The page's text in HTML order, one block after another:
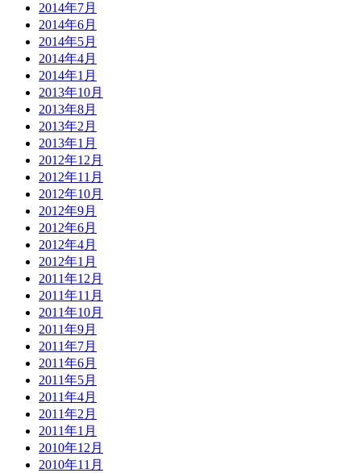
2014年7月
2014年6月
2014年5月
2014年4月
2014年1月
2013年10月
2013年8月
2013年2月
2013年1月
2012年12月
2012年11月
2012年10月
2012年9月
2012年6月
2012年4月
2012年1月
2011年12月
2011年11月
2011年10月
2011年9月
2011年7月
2011年6月
2011年5月
2011年4月
2011年2月
2011年1月
2010年12月
2010年11月